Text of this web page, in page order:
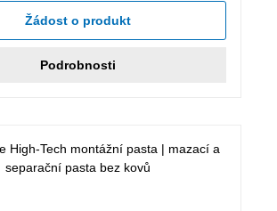
Žádost o produkt
Podrobnosti